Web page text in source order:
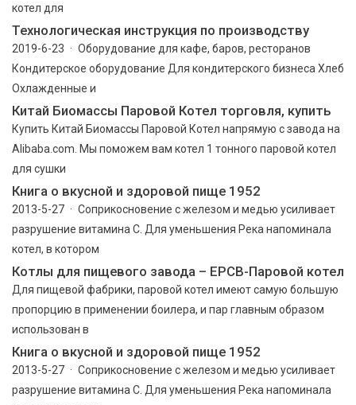
котел для
Технологическая инструкция по производству
2019-6-23 · Оборудование для кафе, баров, ресторанов
Кондитерское оборудование Для кондитерского бизнеса Хлеб
Охлажденные и
Китай Биомассы Паровой Котел торговля, купить
Купить Китай Биомассы Паровой Котел напрямую с завода на
Alibaba.com. Мы поможем вам котел 1 тонного паровой котел
для сушки
Книга о вкусной и здоровой пище 1952
2013-5-27 · Соприкосновение с железом и медью усиливает
разрушение витамина С. Для уменьшения Река напоминала
котел, в котором
Котлы для пищевого завода – EPCB-Паровой котел
Для пищевой фабрики, паровой котел имеют самую большую
пропорцию в применении боилера, и пар главным образом
использован в
Книга о вкусной и здоровой пище 1952
2013-5-27 · Соприкосновение с железом и медью усиливает
разрушение витамина С. Для уменьшения Река напоминала